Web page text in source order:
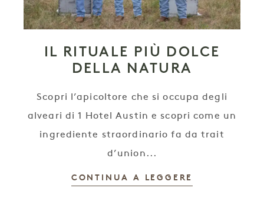
IL RITUALE PIÙ DOLCE
DELLA NATURA
Scopri l’apicoltore che si occupa degli
alveari di 1 Hotel Austin e scopri come un
ingrediente straordinario fa da trait
d’union...
CONTINUA A LEGGERE